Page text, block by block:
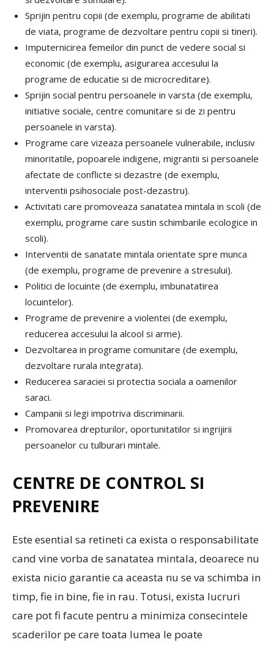
Sprijin pentru copii (de exemplu, programe de abilitati
de viata, programe de dezvoltare pentru copii si tineri).
Imputernicirea femeilor din punct de vedere social si
economic (de exemplu, asigurarea accesului la
programe de educatie si de microcreditare).
Sprijin social pentru persoanele in varsta (de exemplu,
initiative sociale, centre comunitare si de zi pentru
persoanele in varsta).
Programe care vizeaza persoanele vulnerabile, inclusiv
minoritatile, popoarele indigene, migrantii si persoanele
afectate de conflicte si dezastre (de exemplu,
interventii psihosociale post-dezastru).
Activitati care promoveaza sanatatea mintala in scoli (de
exemplu, programe care sustin schimbarile ecologice in
scoli).
Interventii de sanatate mintala orientate spre munca
(de exemplu, programe de prevenire a stresului).
Politici de locuinte (de exemplu, imbunatatirea
locuintelor).
Programe de prevenire a violentei (de exemplu,
reducerea accesului la alcool si arme).
Dezvoltarea in programe comunitare (de exemplu,
dezvoltare rurala integrata).
Reducerea saraciei si protectia sociala a oamenilor
saraci.
Campanii si legi impotriva discriminarii.
Promovarea drepturilor, oportunitatilor si ingrijirii
persoanelor cu tulburari mintale.
CENTRE DE CONTROL SI
PREVENIRE
Este esential sa retineti ca exista o responsabilitate
cand vine vorba de sanatatea mintala, deoarece nu
exista nicio garantie ca aceasta nu se va schimba in
timp, fie in bine, fie in rau. Totusi, exista lucruri
care pot fi facute pentru a minimiza consecintele
scaderilor pe care toata lumea le poate